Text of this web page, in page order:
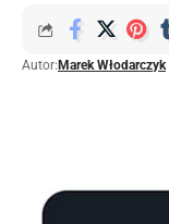
Autor: Marek Włodarczyk